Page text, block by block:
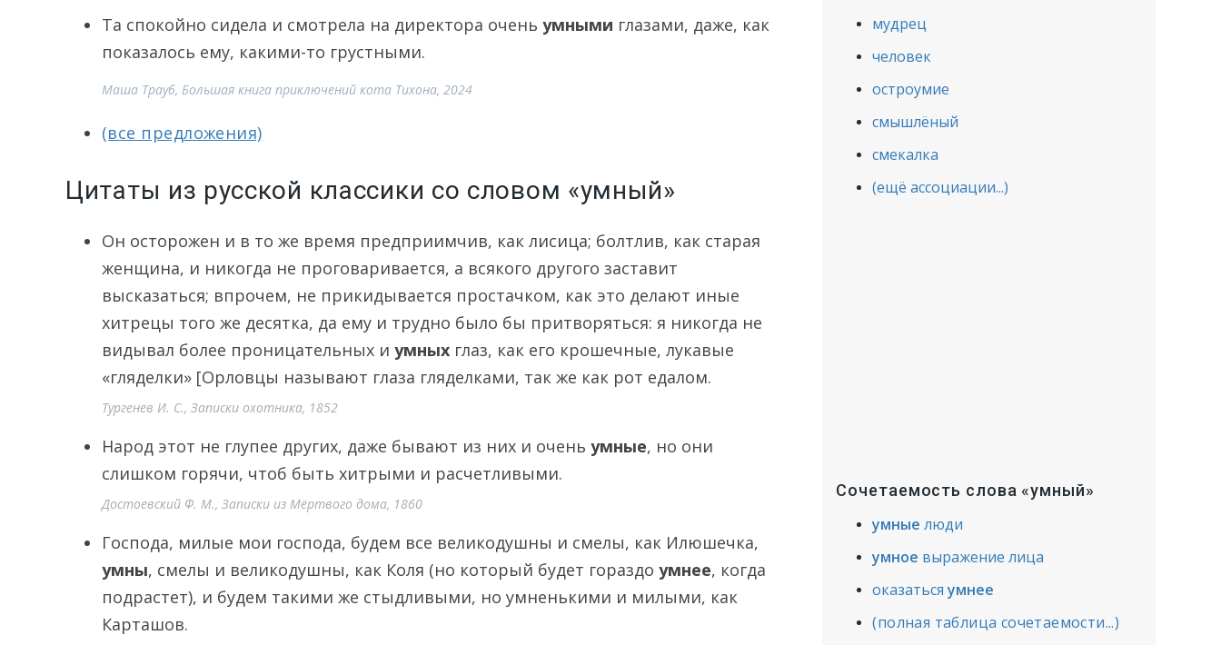
Та спокойно сидела и смотрела на директора очень умными глазами, даже, как
показалось ему, какими-то грустными.
Маша Трауб, Большая книга приключений кота Тихона, 2024
(все предложения)
Цитаты из русской классики со словом «умный»
Он осторожен и в то же время предприимчив, как лисица; болтлив, как старая
женщина, и никогда не проговаривается, а всякого другого заставит
высказаться; впрочем, не прикидывается простачком, как это делают иные
хитрецы того же десятка, да ему и трудно было бы притворяться: я никогда не
видывал более проницательных и умных глаз, как его крошечные, лукавые
«гляделки» [Орловцы называют глаза гляделками, так же как рот едалом.
Тургенев И. С., Записки охотника, 1852
Народ этот не глупее других, даже бывают из них и очень умные, но они
слишком горячи, чтоб быть хитрыми и расчетливыми.
Достоевский Ф. М., Записки из Мёртвого дома, 1860
Господа, милые мои господа, будем все великодушны и смелы, как Илюшечка,
умны, смелы и великодушны, как Коля (но который будет гораздо умнее, когда
подрастет), и будем такими же стыдливыми, но умненькими и милыми, как
Карташов.
мудрец
человек
остроумие
смышлёный
смекалка
(ещё ассоциации...)
Сочетаемость слова «умный»
умные люди
умное выражение лица
оказатьсяумнее
(полная таблица сочетаемости...)